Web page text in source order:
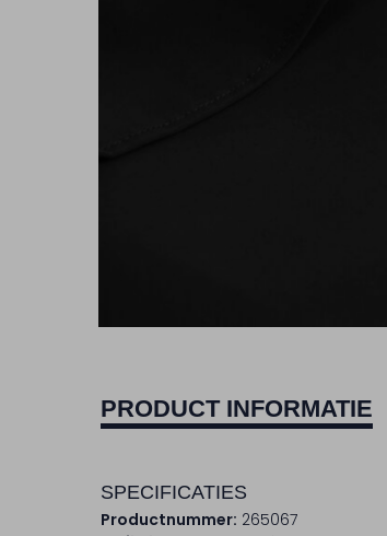
PRODUCT INFORMATIE
SPECIFICATIES
Productnummer: 265067